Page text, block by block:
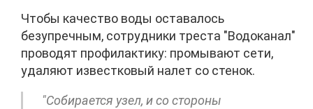
Чтобы качество воды оставалось
безупречным, сотрудники треста "Водоканал"
проводят профилактику: промывают сети,
удаляют известковый налет со стенок.
"Собирается узел, и со стороны